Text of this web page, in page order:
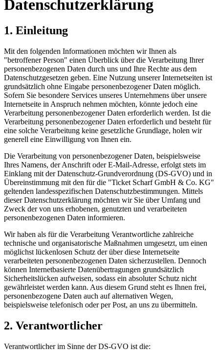
Datenschutzerklärung
1. Einleitung
Mit den folgenden Informationen möchten wir Ihnen als
"betroffener Person" einen Überblick über die Verarbeitung Ihrer
personenbezogenen Daten durch uns und Ihre Rechte aus dem
Datenschutzgesetzen geben. Eine Nutzung unserer Internetseiten ist
grundsätzlich ohne Eingabe personenbezogener Daten möglich.
Sofern Sie besondere Services unseres Unternehmens über unsere
Internetseite in Anspruch nehmen möchten, könnte jedoch eine
Verarbeitung personenbezogener Daten erforderlich werden. Ist die
Verarbeitung personenbezogener Daten erforderlich und besteht für
eine solche Verarbeitung keine gesetzliche Grundlage, holen wir
generell eine Einwilligung von Ihnen ein.
Die Verarbeitung von personenbezogener Daten, beispielsweise
Ihres Namens, der Anschrift oder E-Mail-Adresse, erfolgt stets im
Einklang mit der Datenschutz-Grundverordnung (DS-GVO) und in
Übereinstimmung mit den für die "Ticket Scharf GmbH & Co. KG"
geltenden landesspezifischen Datenschutzbestimmungen. Mittels
dieser Datenschutzerklärung möchten wir Sie über Umfang und
Zweck der von uns erhobenen, genutzten und verarbeiteten
personenbezogenen Daten informieren.
Wir haben als für die Verarbeitung Verantwortliche zahlreiche
technische und organisatorische Maßnahmen umgesetzt, um einen
möglichst lückenlosen Schutz der über diese Internetseite
verarbeiteten personenbezogenen Daten sicherzustellen. Dennoch
können Internetbasierte Datenübertragungen grundsätzlich
Sicherheitslücken aufweisen, sodass ein absoluter Schutz nicht
gewährleistet werden kann. Aus diesem Grund steht es Ihnen frei,
personenbezogene Daten auch auf alternativen Wegen,
beispielsweise telefonisch oder per Post, an uns zu übermitteln.
2. Verantwortlicher
Verantwortlicher im Sinne der DS-GVO ist die: